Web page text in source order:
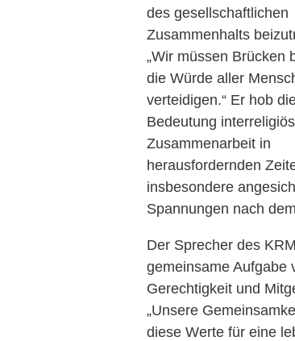
des gesellschaftlichen
Zusammenhalts
„Wir müssen Brücken
die Würde aller
verteidigen.“ Er hob
Bedeutung
Zusammenarbeit in
herausfordernden
insbesondere
Spannungen nach
Der Sprecher des
gemeinsame Aufgabe
Gerechtigkeit und
„Unsere
diese Werte für eine